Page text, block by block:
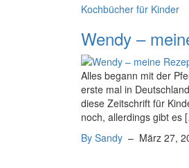
Kochbücher für Kinder
Wendy –
Alles begann mit der
erste mal in
diese Zeitschrift für
noch, allerdings gibt es
By Sandy – März 27,